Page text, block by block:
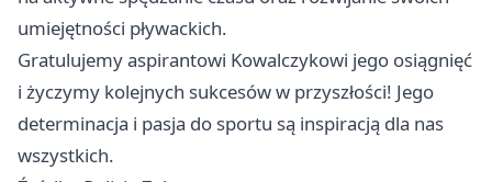
umiejętności pływackich.
Gratulujemy aspirantowi Kowalczykowi jego osiągnięć
i życzymy kolejnych sukcesów w przyszłości! Jego
determinacja i pasja do sportu są inspiracją dla nas
wszystkich.